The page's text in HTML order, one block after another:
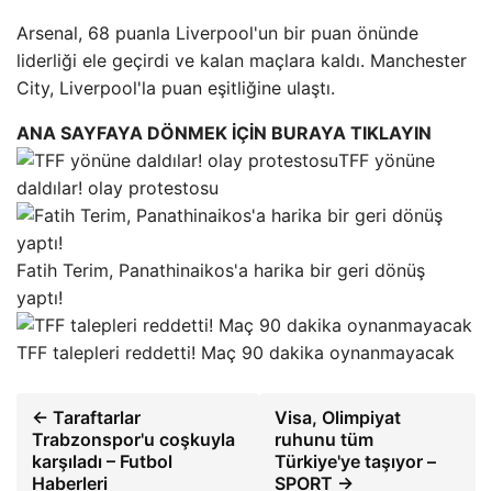
Arsenal, 68 puanla Liverpool'un bir puan önünde
liderliği ele geçirdi ve kalan maçlara kaldı. Manchester
City, Liverpool'la puan eşitliğine ulaştı.
ANA SAYFAYA DÖNMEK İÇİN BURAYA TIKLAYIN
TFF yönüne
daldılar! olay protestosu
Fatih Terim, Panathinaikos'a harika bir geri dönüş
yaptı!
TFF talepleri reddetti! Maç 90 dakika oynanmayacak
← Taraftarlar
Trabzonspor'u coşkuyla
karşıladı – Futbol
Haberleri
Visa, Olimpiyat
ruhunu tüm
Türkiye'ye taşıyor –
SPORT →